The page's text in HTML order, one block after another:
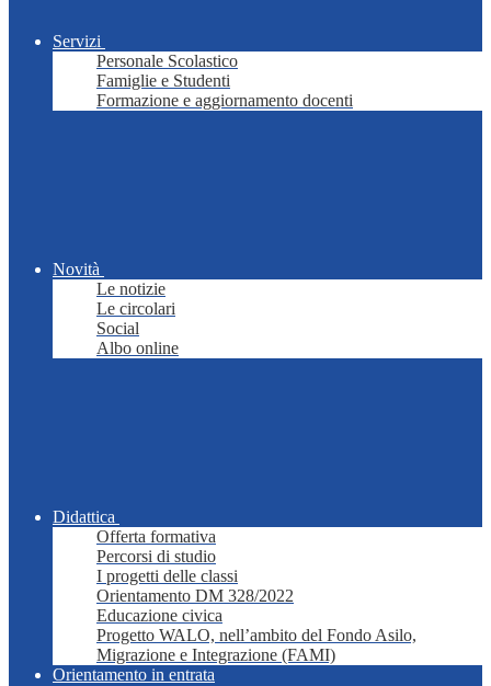
Servizi
Personale Scolastico
Famiglie e Studenti
Formazione e aggiornamento docenti
Novità
Le notizie
Le circolari
Social
Albo online
Didattica
Offerta formativa
Percorsi di studio
I progetti delle classi
Orientamento DM 328/2022
Educazione civica
Progetto WALO, nell’ambito del Fondo Asilo,
Migrazione e Integrazione (FAMI)
Orientamento in entrata